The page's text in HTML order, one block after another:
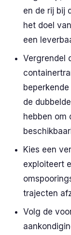
en de rij bij
het doel
een
Vergrendel
de
hebben om
Kies een
exploiteert
trajecten
Volg de